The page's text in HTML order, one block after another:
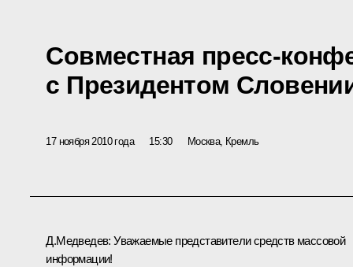
Совместная пресс-
с Президентом
17 ноября 2010 года 15:30 Москва, Кремль
Д.Медведев: Уважаемые представители средств массовой
информации!